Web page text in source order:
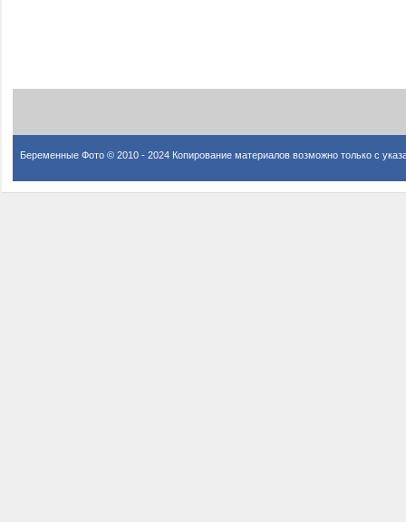
Беременные Фото © 2010 - 2024 Копирование материалов возможно только с